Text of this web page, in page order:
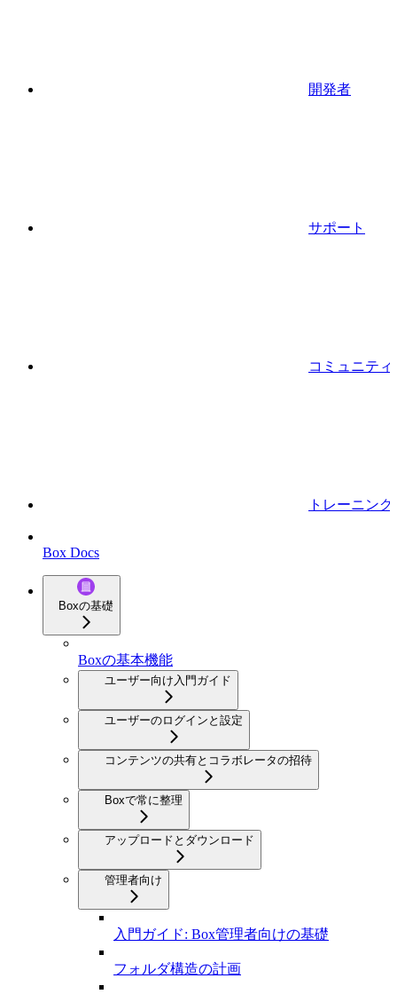
開発者
サポート
コミュニティ
トレーニング
Box Docs
Boxの基礎
Boxの基本機能
ユーザー向け入門ガイド
ユーザーのログインと設定
コンテンツの共有とコラボレータの招待
Boxで常に整理
アップロードとダウンロード
管理者向け
入門ガイド: Box管理者向けの基礎
フォルダ構造の計画